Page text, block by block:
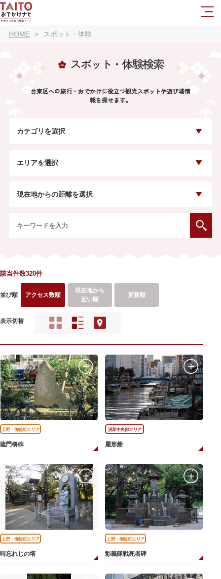
HOME スポット・体験
スポット・体験検索
台東区への旅行・おでかけに役立つ観光スポットや遊び場情
報を探せます。
カテゴリを選択
エリアを選択
現在地からの距離を選択
該当件数320件
並び順 アクセス数順
現在地から
近い順
更新順
表示切替
上野・御徒町エリア
龍門橋碑
浅草中央部エリア
屋形船
上野・御徒町エリア
時忘れじの塔
上野・御徒町エリア
彰義隊戦死者碑